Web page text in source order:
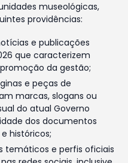
museológicas,
providências:
e publicações
que caracterizem
da gestão;
e peças de
marcas, slogans ou
do atual Governo
dos documentos
históricos;
temáticos e perfis oficiais